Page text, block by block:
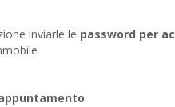
inviarle le password per